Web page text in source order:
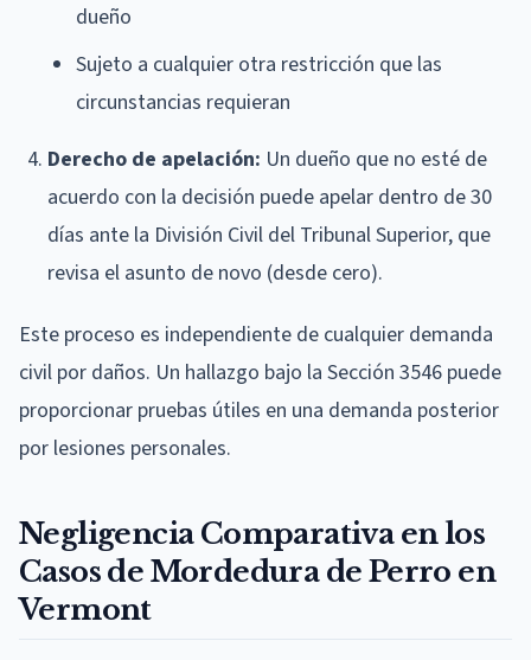
dueño
Sujeto a cualquier otra restricción que las
circunstancias requieran
Derecho de apelación: Un dueño que no esté de
acuerdo con la decisión puede apelar dentro de 30
días ante la División Civil del Tribunal Superior, que
revisa el asunto de novo (desde cero).
Este proceso es independiente de cualquier demanda
civil por daños. Un hallazgo bajo la Sección 3546 puede
proporcionar pruebas útiles en una demanda posterior
por lesiones personales.
Negligencia Comparativa en los
Casos de Mordedura de Perro en
Vermont